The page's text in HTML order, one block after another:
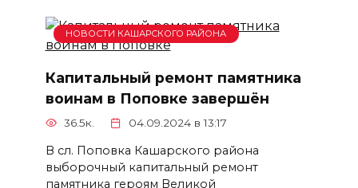
НОВОСТИ КАШАРСКОГО РАЙОНА
Капитальный ремонт памятника
воинам в Поповке завершён
36.5к. 04.09.2024 в 13:17
В сл. Поповка Кашарского района
выборочный капитальный ремонт
памятника героям Великой